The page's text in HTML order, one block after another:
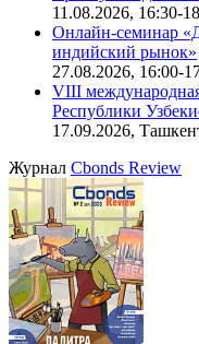
Ближайшие
Онлайн-семинар
офисную
11.08.2026, 16:30-
Онлайн-семинар
индийский рынок»
VIII
Республики
17.09.2026, Ташкент
ЖурналCbonds Review